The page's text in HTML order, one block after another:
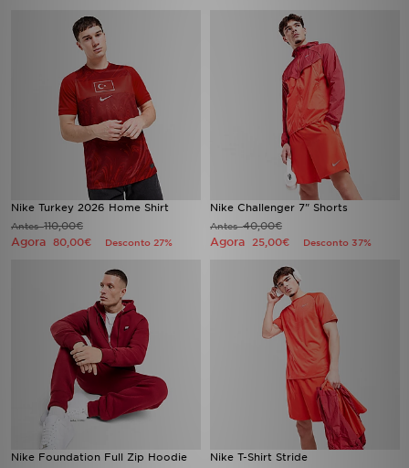
Nike Turkey 2026 Home Shirt
Antes110,00€
Agora 80,00€ Desconto 27%
Nike Challenger 7" Shorts
Antes40,00€
Agora 25,00€ Desconto 37%
Nike Foundation Full Zip Hoodie Nike T-Shirt Stride